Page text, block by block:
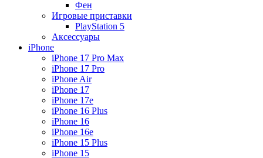
Фен
Игровые приставки
PlayStation 5
Аксессуары
iPhone
iPhone 17 Pro Max
iPhone 17 Pro
iPhone Air
iPhone 17
iPhone 17e
iPhone 16 Plus
iPhone 16
iPhone 16e
iPhone 15 Plus
iPhone 15